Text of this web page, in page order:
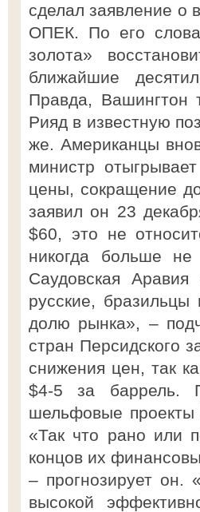
сделал заявление о
ОПЕК. По его
золота»
ближайшие
Правда, Вашингтон
Рияд в известную
же. Американцы
министр
цены, сокращение
заявил он 23
$60, это не
никогда больше
Саудовская
русские,
долю рынка», –
стран Персидского
снижения цен, так
$4-5 за баррель.
шельфовые проекты
«Так что рано или
концов их
– прогнозирует он.
высокой